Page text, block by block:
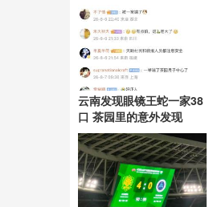
云南发现眼镜王蛇一家38
口 茶园里的意外发现